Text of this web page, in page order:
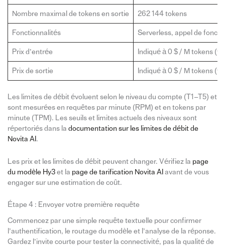
Nombre maximal de tokens en sortie 262 144 tokens
Fonctionnalités Serverless, appel de
Prix d’entrée Indiqué à 0 $ / M tokens
Prix de sortie Indiqué à 0 $ / M tokens
Les limites de débit évoluent selon le niveau du compte (T1–T5) et
sont mesurées en requêtes par minute (RPM) et en tokens par
minute (TPM). Les seuils et limites actuels des niveaux sont
répertoriés dans la documentation sur les limites de débit de
Novita AI .
Les prix et les limites de débit peuvent changer. Vérifiez la page
du modèle Hy3et la page de tarification Novita AI avant de vous
engager sur une estimation de coût.
Étape 4 : Envoyer votre première requête
Commencez par une simple requête textuelle pour confirmer
l’authentification, le routage du modèle et l’analyse de la réponse.
Gardez l’invite courte pour tester la connectivité, pas la qualité de